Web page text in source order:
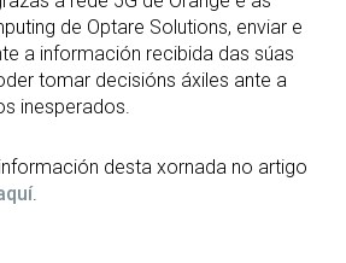
de Optare Solutions, enviar e
a información recibida das súas
tomar decisións áxiles ante a
inesperados.
desta xornada no artigo
.